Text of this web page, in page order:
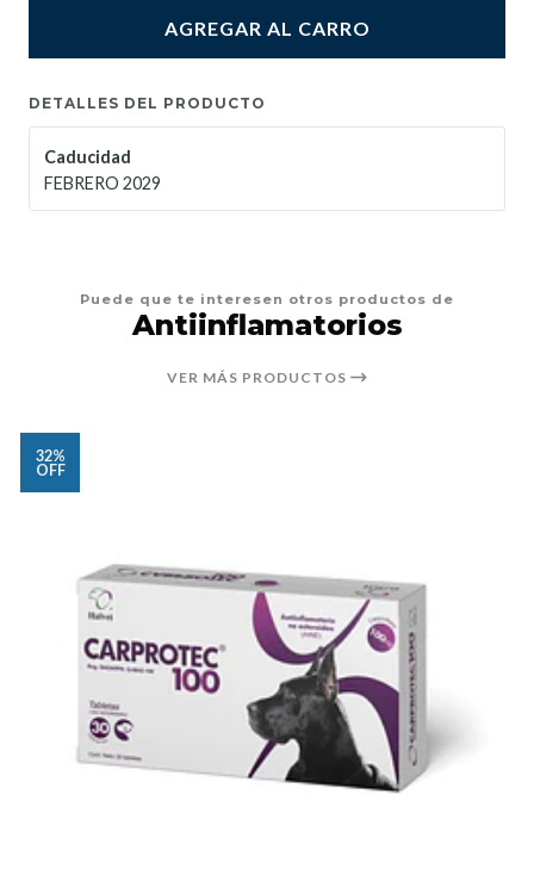
AGREGAR AL CARRO
DETALLES DEL PRODUCTO
Caducidad
FEBRERO 2029
Puede que te interesen otros productos de
Antiinflamatorios
VER MÁS PRODUCTOS
32%
OFF